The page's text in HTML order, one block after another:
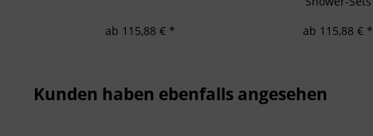
ab 115,88 € *
ab 115,88 € *
Kunden haben ebenfalls angesehen